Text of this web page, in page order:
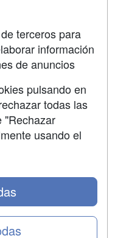
EN:
terceros para
información
de anuncios
pulsando en
todas las
"Rechazar
usando el